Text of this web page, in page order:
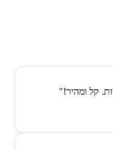
קל ומהיר!"